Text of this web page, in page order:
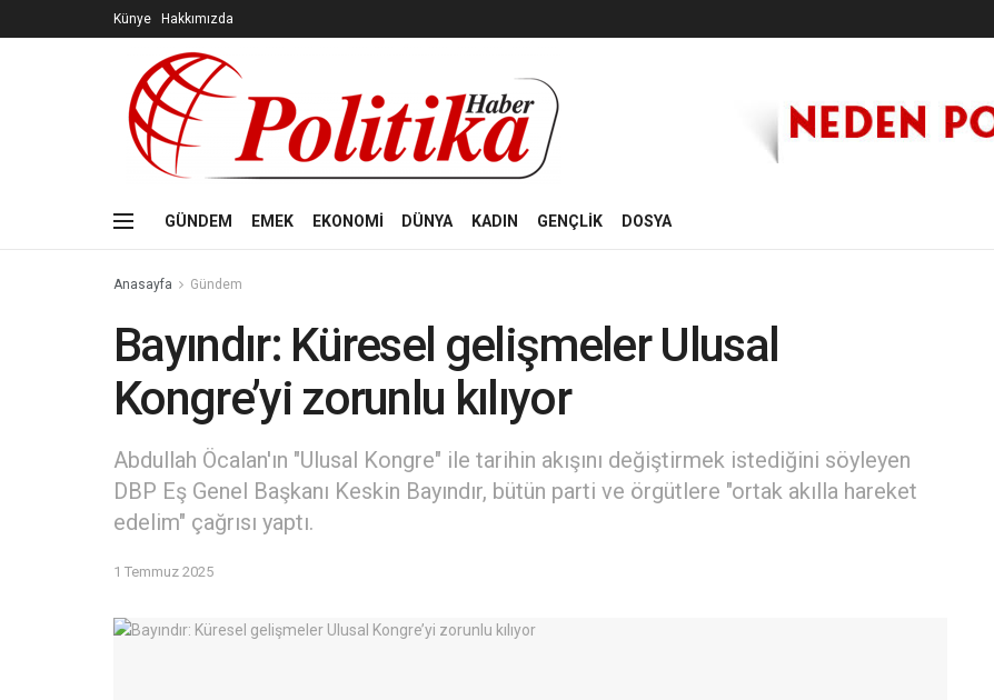
Künye Hakkımızda
GÜNDEM EMEK EKONOMİ DÜNYA KADIN GENÇLİK DOSYA
Anasayfa Gündem
Bayındır: Küresel gelişmeler Ulusal
Kongre’yi zorunlu kılıyor
Abdullah Öcalan'ın "Ulusal Kongre" ile tarihin akışını değiştirmek istediğini söyleyen
DBP Eş Genel Başkanı Keskin Bayındır, bütün parti ve örgütlere "ortak akılla hareket
edelim" çağrısı yaptı.
1 Temmuz 2025